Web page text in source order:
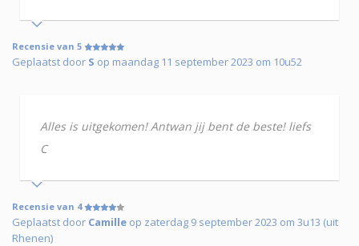
Recensie van 5
Geplaatst door S op maandag 11 september 2023 om 10u52
Alles is uitgekomen! Antwan jij bent de beste! liefs
C
Recensie van 4
Geplaatst door Camille op zaterdag 9 september 2023 om 3u13 (uit
Rhenen)